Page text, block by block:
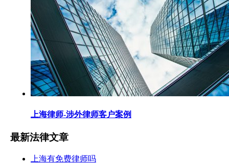
上海律师-涉外律师客户案例
最新法律文章
上海有免费律师吗